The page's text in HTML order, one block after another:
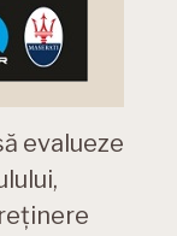
evalueze